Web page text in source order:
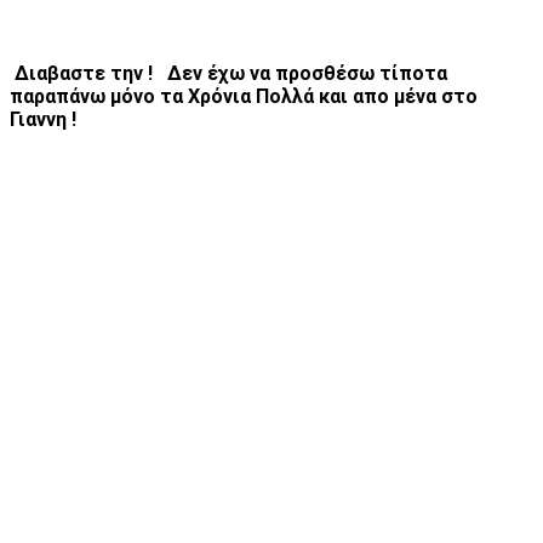
Διαβαστε την ! Δεν έχω να προσθέσω τίποτα
παραπάνω μόνο τα Χρόνια Πολλά και απο μένα στο
Γιαννη !